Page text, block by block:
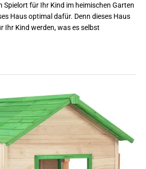
Spielort für Ihr Kind im heimischen Garten
Haus optimal dafür. Denn dieses Haus
Ihr Kind werden, was es selbst